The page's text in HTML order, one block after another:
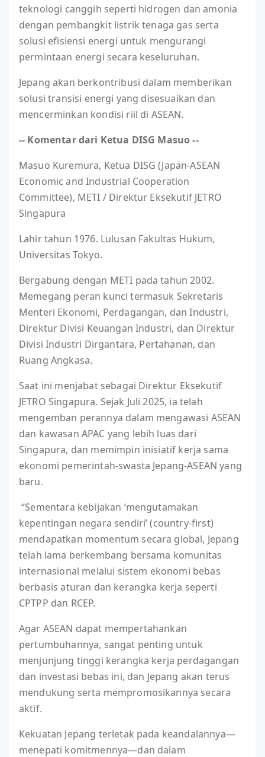
teknologi canggih seperti hidrogen dan amonia
dengan pembangkit listrik tenaga gas serta
solusi efisiensi energi untuk mengurangi
permintaan energi secara keseluruhan.
Jepang akan berkontribusi dalam memberikan
solusi transisi energi yang disesuaikan dan
mencerminkan kondisi riil di ASEAN.
-- Komentar dari Ketua DISG Masuo --
Masuo Kuremura, Ketua DISG (Japan-ASEAN
Economic and Industrial Cooperation
Committee), METI / Direktur Eksekutif JETRO
Singapura
Lahir tahun 1976. Lulusan Fakultas Hukum,
Universitas Tokyo.
Bergabung dengan METI pada tahun 2002.
Memegang peran kunci termasuk Sekretaris
Menteri Ekonomi, Perdagangan, dan Industri,
Direktur Divisi Keuangan Industri, dan Direktur
Divisi Industri Dirgantara, Pertahanan, dan
Ruang Angkasa.
Saat ini menjabat sebagai Direktur Eksekutif
JETRO Singapura. Sejak Juli 2025, ia telah
mengemban perannya dalam mengawasi ASEAN
dan kawasan APAC yang lebih luas dari
Singapura, dan memimpin inisiatif kerja sama
ekonomi pemerintah-swasta Jepang-ASEAN yang
baru.
“Sementara kebijakan ‘mengutamakan
kepentingan negara sendiri’ (country-first)
mendapatkan momentum secara global, Jepang
telah lama berkembang bersama komunitas
internasional melalui sistem ekonomi bebas
berbasis aturan dan kerangka kerja seperti
CPTPP dan RCEP.
Agar ASEAN dapat mempertahankan
pertumbuhannya, sangat penting untuk
menjunjung tinggi kerangka kerja perdagangan
dan investasi bebas ini, dan Jepang akan terus
mendukung serta mempromosikannya secara
aktif.
Kekuatan Jepang terletak pada keandalannya—
menepati komitmennya—dan dalam